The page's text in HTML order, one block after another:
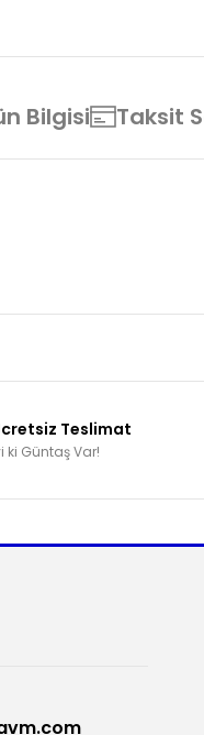
Bilgisi Taksit
bozuk veya görüntülenemiyor.
eksik bilgiler bulunuyor.
bulunuyor.
Teslimat
ki Güntaş Var!